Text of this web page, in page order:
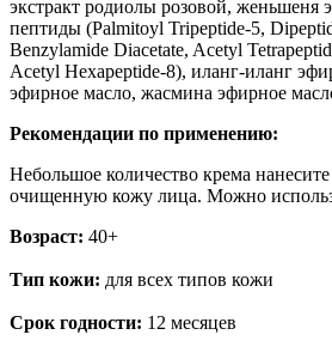
экстракт родиолы розовой, женьшеня
пептиды (Palmitoyl Tripeptide-5,
Benzylamide Diacetate, Acetyl
Acetyl Hexapeptide-8), иланг-иланг
эфирное масло, жасмина эфирное
Рекомендации по применению:
Небольшое количество крема
очищенную кожу лица. Можно
Возраст: 40+
Тип кожи: для всех типов кожи
Срок годности: 12 месяцев